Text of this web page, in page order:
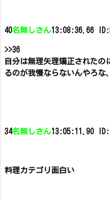
40名無しさん13:08:36.66
>>36
自分は無理矢理矯正されたの
るのが我慢ならないんやろな、
34名無しさん13:05:11.90
料理カテゴリ面白い